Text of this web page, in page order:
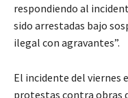
respondiendo al
sido arrestadas bajo
ilegal con agravantes”.
El incidente del viernes
protestas contra obras